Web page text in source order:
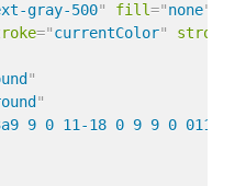
gray-500" fill="none"
="currentColor"
stroke-
"
"
9 0 11-18 0 9 9 0 0118 0z